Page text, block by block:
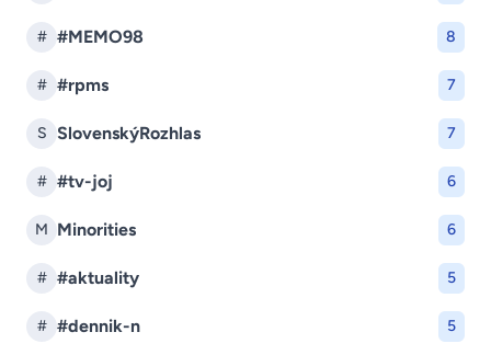
# #MEMO98 8
# #rpms 7
S SlovenskýRozhlas 7
# #tv-joj 6
M Minorities 6
# #aktuality 5
# #dennik-n 5